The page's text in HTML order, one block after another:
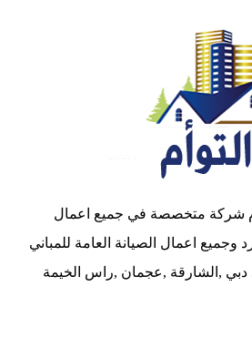
شركة متخصصة في جميع اعمال
وجميع اعمال الصيانة العامة للمباني
دبي ,الشارقة ,عجمان ,راس الخيمة